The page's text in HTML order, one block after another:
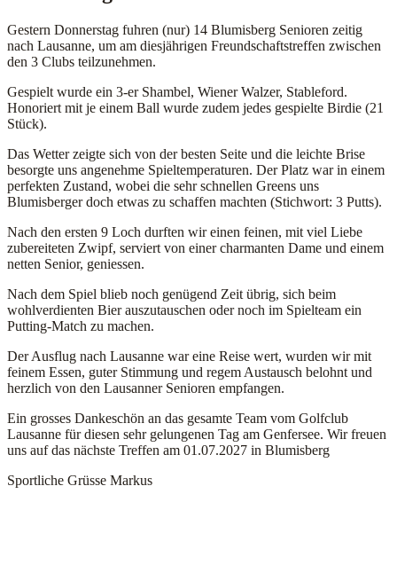
Gestern Donnerstag fuhren (nur) 14 Blumisberg Senioren zeitig
nach Lausanne, um am diesjährigen Freundschaftstreffen zwischen
den 3 Clubs teilzunehmen.
Gespielt wurde ein 3-er Shambel, Wiener Walzer, Stableford.
Honoriert mit je einem Ball wurde zudem jedes gespielte Birdie (21
Stück).
Das Wetter zeigte sich von der besten Seite und die leichte Brise
besorgte uns angenehme Spieltemperaturen. Der Platz war in einem
perfekten Zustand, wobei die sehr schnellen Greens uns
Blumisberger doch etwas zu schaffen machten (Stichwort: 3 Putts).
Nach den ersten 9 Loch durften wir einen feinen, mit viel Liebe
zubereiteten Zwipf, serviert von einer charmanten Dame und einem
netten Senior, geniessen.
Nach dem Spiel blieb noch genügend Zeit übrig, sich beim
wohlverdienten Bier auszutauschen oder noch im Spielteam ein
Putting-Match zu machen.
Der Ausflug nach Lausanne war eine Reise wert, wurden wir mit
feinem Essen, guter Stimmung und regem Austausch belohnt und
herzlich von den Lausanner Senioren empfangen.
Ein grosses Dankeschön an das gesamte Team vom Golfclub
Lausanne für diesen sehr gelungenen Tag am Genfersee. Wir freuen
uns auf das nächste Treffen am 01.07.2027 in Blumisberg
Sportliche Grüsse Markus